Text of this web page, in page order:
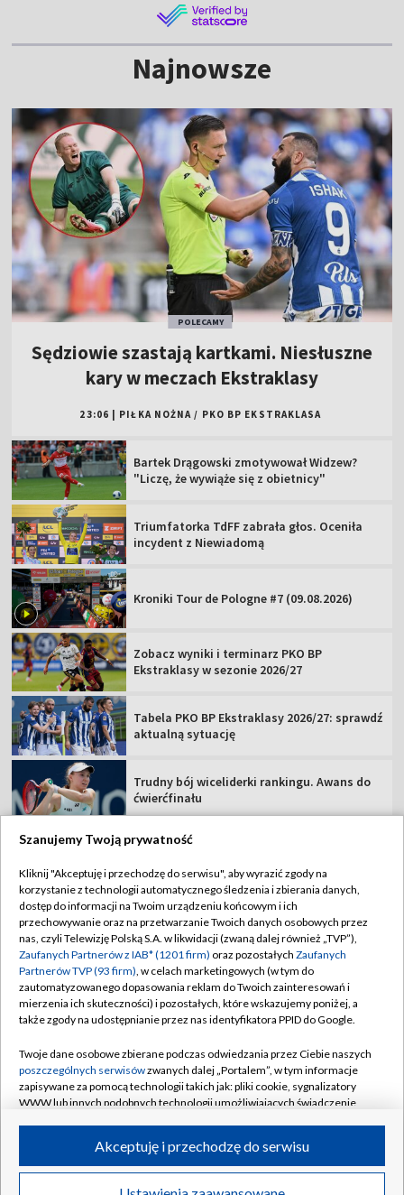
Najnowsze
POLECAMY
Sędziowie szastają kartkami. Niesłuszne
kary w meczach Ekstraklasy
23:06 PIŁKA NOŻNA / PKO BP EKSTRAKLASA
Bartek Drągowski zmotywował Widzew?
"Liczę, że wywiąże się z obietnicy"
Triumfatorka TdFF zabrała głos. Oceniła
incydent z Niewiadomą
Kroniki Tour de Pologne #7 (09.08.2026)
Zobacz wyniki i terminarz PKO BP
Ekstraklasy w sezonie 2026/27
Tabela PKO BP Ekstraklasy 2026/27: sprawdź
aktualną sytuację
Trudny bój wiceliderki rankingu. Awans do
ćwierćfinału
TVP
Abonament TVP
Sklep TVP
Biuro Reklamy
Oferta Handlowa
Emisja w TVP
Rada Programowa
Ogłoszenia przetargowe
Akademia Telewizyjna
Regulamin TVP
Polityka prywatności
Moje zgody
Biuro reklamy
Kanały
©2026 Telewizja Polska Spółka Akcyjna w likwidacji
Szanujemy Twoją prywatność
Kliknij "Akceptuję i przechodzę do serwisu", aby wyrazić zgody na
korzystanie z technologii automatycznego śledzenia i zbierania danych,
dostęp do informacji na Twoim urządzeniu końcowym i ich
przechowywanie oraz na przetwarzanie Twoich danych osobowych przez
nas, czyli Telewizję Polską S.A. w likwidacji (zwaną dalej również „TVP”),
Zaufanych Partnerów z IAB* (1201 firm) oraz pozostałych Zaufanych
Partnerów TVP (93 firm), w celach marketingowych (w tym do
zautomatyzowanego dopasowania reklam do Twoich zainteresowań i
mierzenia ich skuteczności) i pozostałych, które wskazujemy poniżej, a
także zgody na udostępnianie przez nas identyfikatora PPID do Google.
Twoje dane osobowe zbierane podczas odwiedzania przez Ciebie naszych
poszczególnych serwisówzwanych dalej „Portalem”, w tym informacje
zapisywane za pomocą technologii takich jak: pliki cookie, sygnalizatory
WWW lub innych podobnych technologii umożliwiających świadczenie
ruchu w Internecie.
Twoje dane osobowe zbierane podczas odwiedzania przez Ciebie
Akceptuję i przechodzę do serwisu